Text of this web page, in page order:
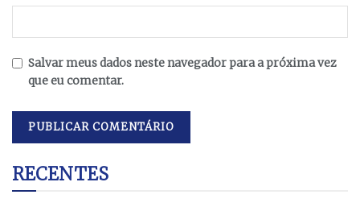
Salvar meus dados neste navegador para a próxima vez
que eu comentar.
RECENTES